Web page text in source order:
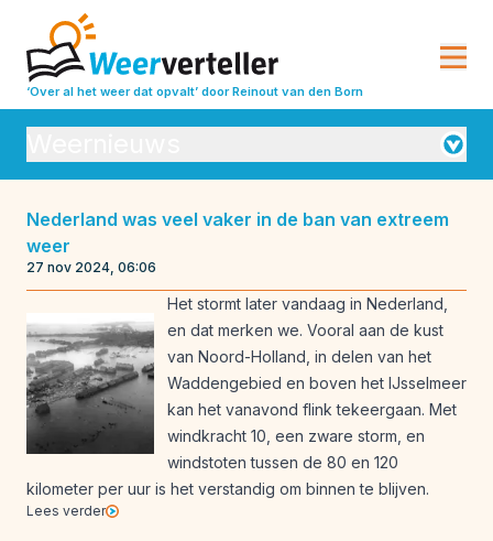
‘Over al het weer dat opvalt’ door Reinout van den Born
Seizoensverwachtingen
Weeranalyse
Weerbeleving
Weeroverzichten
Weerrecords
Weersverwachting
Weeruitleg
Weerverleden
Nederland was veel vaker in de ban van extreem
weer
27 nov 2024, 06:06
Het stormt later vandaag in Nederland,
en dat merken we. Vooral aan de kust
van Noord-Holland, in delen van het
Waddengebied en boven het IJsselmeer
kan het vanavond flink tekeergaan. Met
windkracht 10, een zware storm, en
windstoten tussen de 80 en 120
kilometer per uur is het verstandig om binnen te blijven.
Lees verder